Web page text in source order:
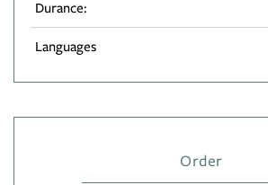
Durance:
Languages
Order